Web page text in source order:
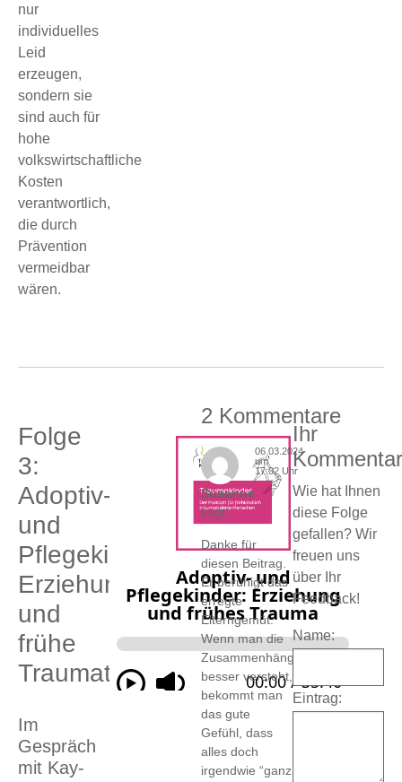
nur
individuelles
Leid
erzeugen,
sondern sie
sind auch für
hohe
volkswirtschaftliche
Kosten
verantwortlich,
die durch
Prävention
vermeidbar
wären.
Folge
3:
Adoptiv-
und
Pflegekinder:
Erziehung
und
frühe
Traumatisierung
Im
Gespräch
mit Kay-
2 Kommentare
Susanne
sagt:
06.03.2024
um
17:02 Uhr
Danke für
diesen Beitrag.
Er beruhigt das
erregte
Elterngemüt.
Wenn man die
Zusammenhänge
besser versteht,
bekommt man
das gute
Gefühl, dass
alles doch
irgendwie “ganz
Ihr
Kommentar
Wie hat Ihnen
diese Folge
gefallen? Wir
freuen uns
über Ihr
Feedback!
Name:
Eintrag: